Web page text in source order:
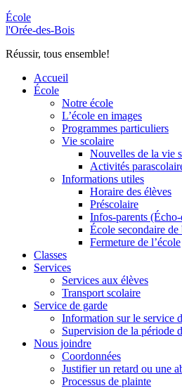
École
l'Orée-des-Bois
Réussir, tous ensemble!
Accueil
École
Notre école
L’école en images
Programmes particuliers
Vie scolaire
Nouvelles de la vie
Activités
Informations utiles
Horaire des élèves
Préscolaire
Infos-parents
École secondaire de
Fermeture de l’école
Classes
Services
Services aux élèves
Transport scolaire
Service de garde
Information sur le service
Supervision de la période
Nous joindre
Coordonnées
Justifier un retard ou une
Processus de plainte